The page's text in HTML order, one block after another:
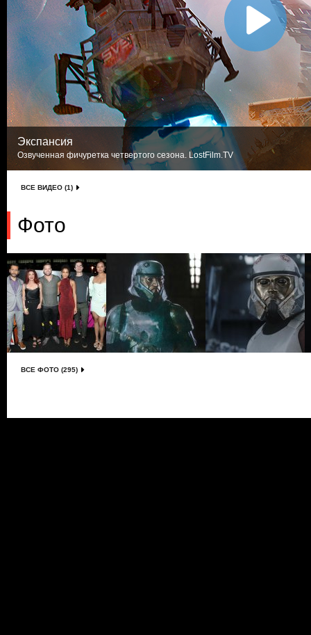
Экспансия
Озвученная фичуретка четвертого сезона. LostFilm.TV
ВСЕ ВИДЕО (1)
Фото
ВСЕ ФОТО (295)